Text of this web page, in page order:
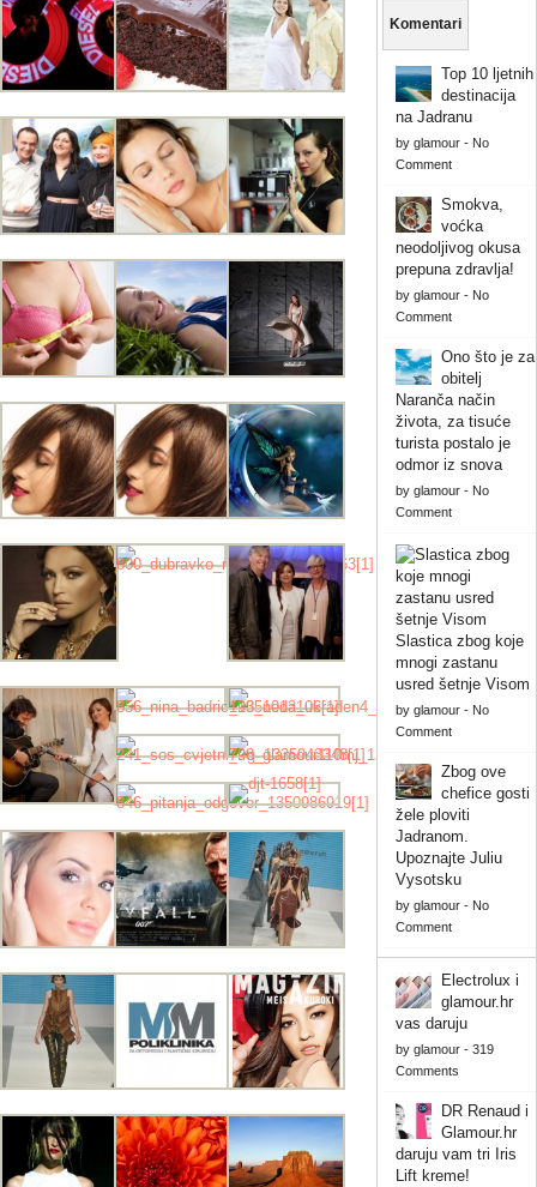
Komentari
Top 10 ljetnih
destinacija
na Jadranu
by glamour- No
Comment
Smokva,
voćka
neodoljivog okusa
prepuna zdravlja!
by glamour- No
Comment
Ono što je za
obitelj
Naranča način
života, za tisuće
turista postalo je
odmor iz snova
by glamour- No
Comment
Slastica zbog koje
mnogi zastanu
usred šetnje Visom
by glamour- No
Comment
Zbog ove
chefice gosti
žele ploviti
Jadranom.
Upoznajte Juliu
Vysotsku
by glamour- No
Comment
Electrolux i
glamour.hr
vas daruju
by glamour- 319
Comments
DR Renaud i
Glamour.hr
daruju vam tri Iris
Lift kreme!